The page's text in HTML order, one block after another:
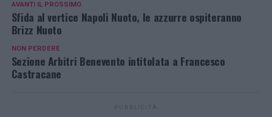
AVANTI IL ​​PROSSIMO
Sfida al vertice Napoli Nuoto, le azzurre ospiteranno
Brizz Nuoto
NON PERDERE
Sezione Arbitri Benevento intitolata a Francesco
Castracane
PUBBLICITÀ